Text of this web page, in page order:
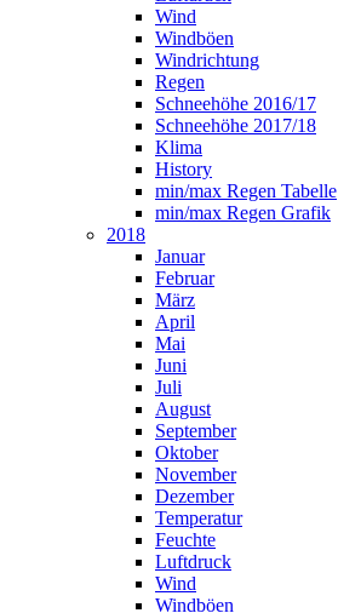
Wind
Windböen
Windrichtung
Regen
Schneehöhe 2016/17
Schneehöhe 2017/18
Klima
History
min/max Regen Tabelle
min/max Regen Grafik
2018
Januar
Februar
März
April
Mai
Juni
Juli
August
September
Oktober
November
Dezember
Temperatur
Feuchte
Luftdruck
Wind
Windböen